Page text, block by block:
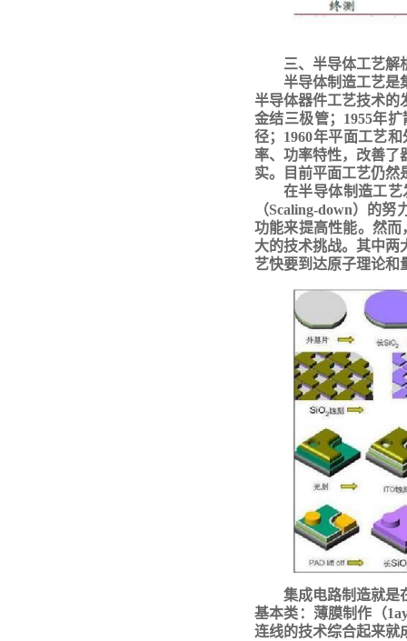
三、半导体工艺解
半导体制造工艺是
半导体器件工艺技术的
金结三极管；1955年
径；1960年平面工艺
率、功率特性，改善了
实。目前平面工艺仍然
在半导体制造工艺
（Scaling-down）的
功能来提高性能。然
大的技术挑战。其中两
艺快要到达原子理论和
集成电路制造就是
基本类：薄膜制作（
连线的技术综合起来就